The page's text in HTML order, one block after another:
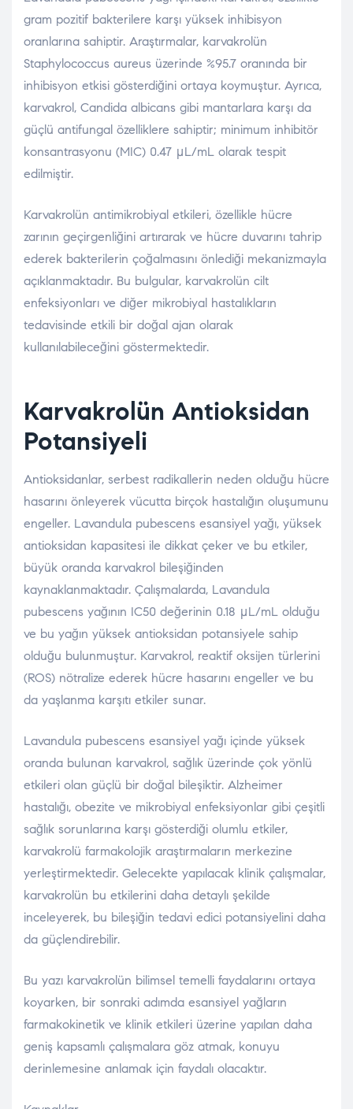
gram pozitif bakterilere karşı yüksek inhibisyon
oranlarına sahiptir. Araştırmalar, karvakrolün
Staphylococcus aureus üzerinde %95.7 oranında bir
inhibisyon etkisi gösterdiğini ortaya koymuştur​. Ayrıca,
karvakrol, Candida albicans gibi mantarlara karşı da
güçlü antifungal özelliklere sahiptir; minimum inhibitör
konsantrasyonu (MIC) 0.47 μL/mL olarak tespit
edilmiştir​.
Karvakrolün antimikrobiyal etkileri, özellikle hücre
zarının geçirgenliğini artırarak ve hücre duvarını tahrip
ederek bakterilerin çoğalmasını önlediği mekanizmayla
açıklanmaktadır. Bu bulgular, karvakrolün cilt
enfeksiyonları ve diğer mikrobiyal hastalıkların
tedavisinde etkili bir doğal ajan olarak
kullanılabileceğini göstermektedir.
Karvakrolün Antioksidan
Potansiyeli
Antioksidanlar, serbest radikallerin neden olduğu hücre
hasarını önleyerek vücutta birçok hastalığın oluşumunu
engeller. Lavandula pubescens esansiyel yağı, yüksek
antioksidan kapasitesi ile dikkat çeker ve bu etkiler,
büyük oranda karvakrol bileşiğinden
kaynaklanmaktadır. Çalışmalarda, Lavandula
pubescens yağının IC50 değerinin 0.18 μL/mL olduğu
ve bu yağın yüksek antioksidan potansiyele sahip
olduğu bulunmuştur​. Karvakrol, reaktif oksijen türlerini
(ROS) nötralize ederek hücre hasarını engeller ve bu
da yaşlanma karşıtı etkiler sunar.
Lavandula pubescens esansiyel yağı içinde yüksek
oranda bulunan karvakrol, sağlık üzerinde çok yönlü
etkileri olan güçlü bir doğal bileşiktir. Alzheimer
hastalığı, obezite ve mikrobiyal enfeksiyonlar gibi çeşitli
sağlık sorunlarına karşı gösterdiği olumlu etkiler,
karvakrolü farmakolojik araştırmaların merkezine
yerleştirmektedir. Gelecekte yapılacak klinik çalışmalar,
karvakrolün bu etkilerini daha detaylı şekilde
inceleyerek, bu bileşiğin tedavi edici potansiyelini daha
da güçlendirebilir.
Bu yazı karvakrolün bilimsel temelli faydalarını ortaya
koyarken, bir sonraki adımda esansiyel yağların
farmakokinetik ve klinik etkileri üzerine yapılan daha
geniş kapsamlı çalışmalara göz atmak, konuyu
derinlemesine anlamak için faydalı olacaktır.